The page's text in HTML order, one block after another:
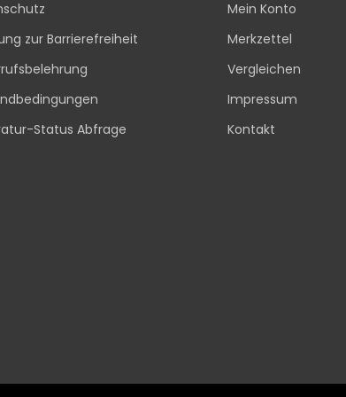
zur Barrierefreiheit
Status Abfrage
Mein Konto
Merkzettel
Vergleichen
Impressum
Kontakt